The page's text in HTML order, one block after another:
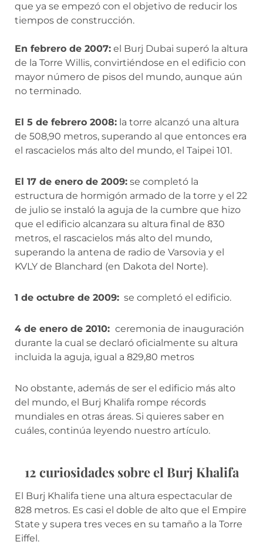
que ya se empezó con el objetivo de reducir los
tiempos de construcción.
En febrero de 2007: el Burj Dubai superó la altura
de la Torre Willis, convirtiéndose en el edificio con
mayor número de pisos del mundo, aunque aún
no terminado.
El 5 de febrero 2008: la torre alcanzó una altura
de 508,90 metros, superando al que entonces era
el rascacielos más alto del mundo, el Taipei 101.
El 17 de enero de 2009: se completó la
estructura de hormigón armado de la torre y el 22
de julio se instaló la aguja de la cumbre que hizo
que el edificio alcanzara su altura final de 830
metros, el rascacielos más alto del mundo,
superando la antena de radio de Varsovia y el
KVLY de Blanchard (en Dakota del Norte).
1 de octubre de 2009: se completó el edificio.
4 de enero de 2010: ceremonia de inauguración
durante la cual se declaró oficialmente su altura
incluida la aguja, igual a 829,80 metros
No obstante, además de ser el edificio más alto
del mundo, el Burj Khalifa rompe récords
mundiales en otras áreas. Si quieres saber en
cuáles, continúa leyendo nuestro artículo.
12 curiosidades sobre el Burj Khalifa
El Burj Khalifa tiene una altura espectacular de
828 metros. Es casi el doble de alto que el Empire
State y supera tres veces en su tamaño a la Torre
Eiffel.